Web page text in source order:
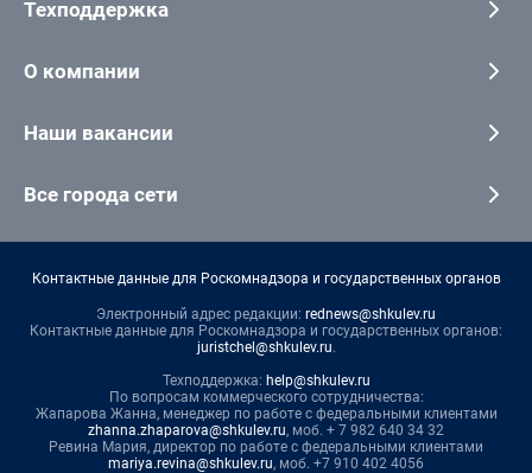
Техподдержка
О компании
Наши вакансии
Все города сети
Контактные данные для Роскомнадзора и государственных органов
Электронный адрес редакции: rednews@shkulev.ru
Контактные данные для Роскомнадзора и государственных органов:
juristchel@shkulev.ru.
Техподдержка: help@shkulev.ru
По вопросам коммерческого сотрудничества:
Жапарова Жанна, менеджер по работе с федеральными клиентами
zhanna.zhaparova@shkulev.ru, моб. + 7 982 640 34 32
Ревина Мария, директор по работе с федеральными клиентами
mariya.revina@shkulev.ru, моб. +7 910 402 4056